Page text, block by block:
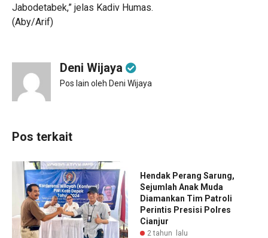
Jabodetabek,” jelas Kadiv Humas.
(Aby/Arif)
Deni Wijaya
Pos lain oleh Deni Wijaya
Pos terkait
Hendak Perang Sarung,
Sejumlah Anak Muda
Diamankan Tim Patroli
Perintis Presisi Polres
Cianjur
2 tahun lalu